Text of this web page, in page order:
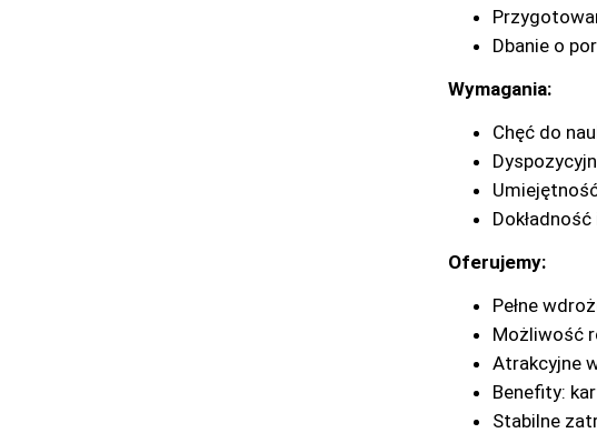
Dbanie o
Wymagania:
Chęć do
Oferujemy:
Pełne
Możliwość
Atrakcyjne
Benefity:
Stabilne